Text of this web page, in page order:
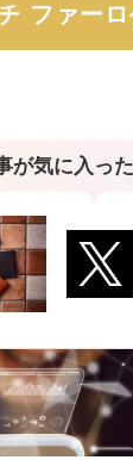
ファー
が気に入っ